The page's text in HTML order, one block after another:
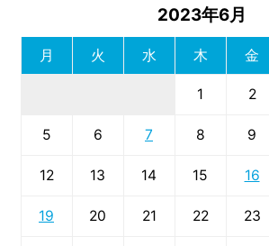
2023年6月
月 火 水 木 金
1 2
5 6 7 8 9
12 13 14 15 16
19 20 21 22 23